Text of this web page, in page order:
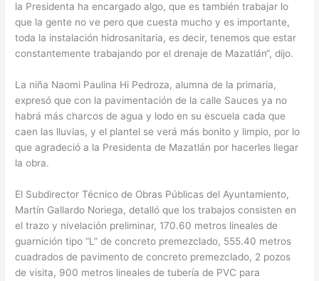
la Presidenta ha encargado algo, que es también trabajar lo
que la gente no ve pero que cuesta mucho y es importante,
toda la instalación hidrosanitaria, es decir, tenemos que estar
constantemente trabajando por el drenaje de Mazatlán“, dijo.
La niña Naomi Paulina Hi Pedroza, alumna de la primaria,
expresó que con la pavimentación de la calle Sauces ya no
habrá más charcos de agua y lodo en su escuela cada que
caen las lluvias, y el plantel se verá más bonito y limpio, por lo
que agradeció a la Presidenta de Mazatlán por hacerles llegar
la obra.
El Subdirector Técnico de Obras Públicas del Ayuntamiento,
Martín Gallardo Noriega, detalló que los trabajos consisten en
el trazo y nivelación preliminar, 170.60 metros lineales de
guarnición tipo “L” de concreto premezclado, 555.40 metros
cuadrados de pavimento de concreto premezclado, 2 pozos
de visita, 900 metros lineales de tubería de PVC para